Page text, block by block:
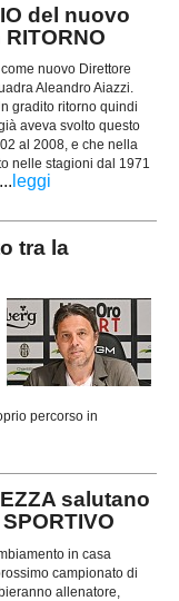
del nuovo
nuovo Direttore
Aleandro Aiazzi.
gradito ritorno quindi
aveva svolto questo
al 2008, e che nella
nelle stagioni dal 1971
... leggi
tra la
percorso in
salutano
in casa
campionato di
allenatore,